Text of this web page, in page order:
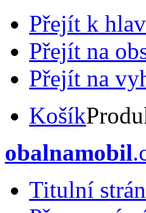
Přejít k
Přejít na
Přejít na
Košík
obalnamobil
Titulní